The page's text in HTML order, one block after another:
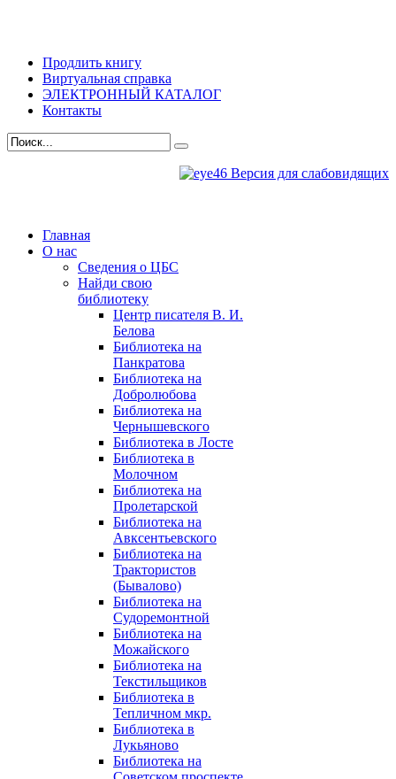
Продлить книгу
Виртуальная справка
ЭЛЕКТРОННЫЙ КАТАЛОГ
Контакты
Версия для слабовидящих
Главная
О нас
Сведения о ЦБС
Найди свою
библиотеку
Центр писателя В. И.
Белова
Библиотека на
Панкратова
Библиотека на
Добролюбова
Библиотека на
Чернышевского
Библиотека в Лосте
Библиотека в
Молочном
Библиотека на
Пролетарской
Библиотека на
Авксентьевского
Библиотека на
Трактористов
(Бывалово)
Библиотека на
Судоремонтной
Библиотека на
Можайского
Библиотека на
Текстильщиков
Библиотека в
Тепличном мкр.
Библиотека в
Лукьяново
Библиотека на